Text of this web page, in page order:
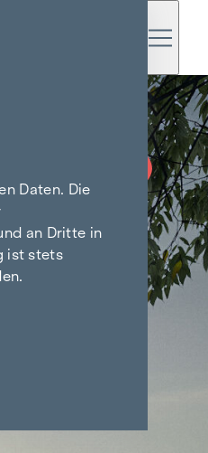
BIS BAUBEGINN
Daten. Die
an Dritte in
ist stets